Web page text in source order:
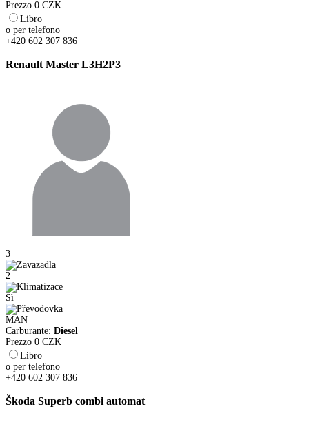
Prezzo 0 CZK
Libro
o per telefono
+420 602 307 836
Renault Master L3H2P3
3
2
Sì
MAN
Carburante: Diesel
Prezzo 0 CZK
Libro
o per telefono
+420 602 307 836
Škoda Superb combi automat